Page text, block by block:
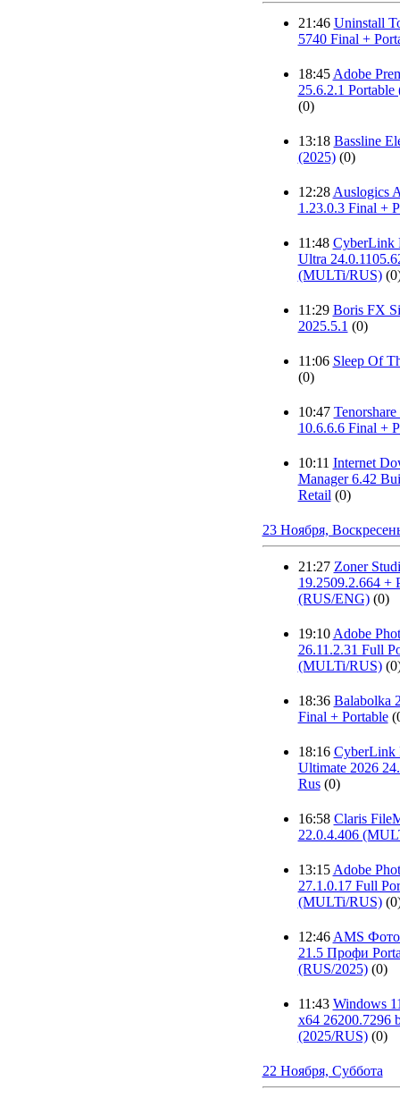
21:46 Uninstall
5740 Final +
18:45 Adobe
25.6.2.1
(0)
13:18 Bassline
(2025) (0)
12:28 Auslogics
1.23.0.3 Final +
11:48 CyberLink
Ultra
(MULTi/RUS)
11:29 Boris FX
2025.5.1 (0)
11:06 Sleep Of
(0)
10:47
10.6.6.6 Final +
10:11 Internet
Manager 6.42
Retail (0)
23 Ноября,
21:27 Zoner
19.2509.2.664 +
(RUS/ENG) (0)
19:10 Adobe
26.11.2.31 Full
(MULTi/RUS)
18:36 Balabolka
Final + Portable
18:16 CyberLink
Ultimate 2026
Rus (0)
16:58 Claris
22.0.4.406
13:15 Adobe
27.1.0.17 Full
(MULTi/RUS)
12:46 AMS
21.5 Профи
(RUS/2025) (0)
11:43 Windows
x64 26200.7296
(2025/RUS) (0)
22 Ноября, Суббота